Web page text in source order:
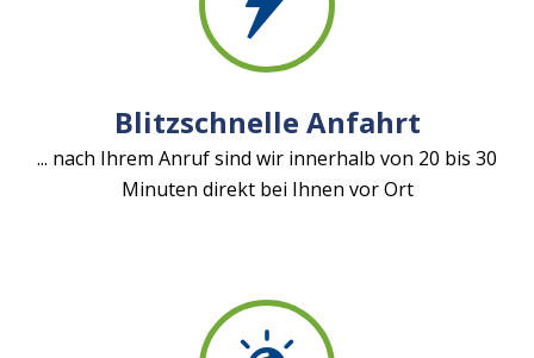
Blitzschnelle Anfahrt
... nach Ihrem Anruf sind wir innerhalb von 20 bis 30
Minuten direkt bei Ihnen vor Ort